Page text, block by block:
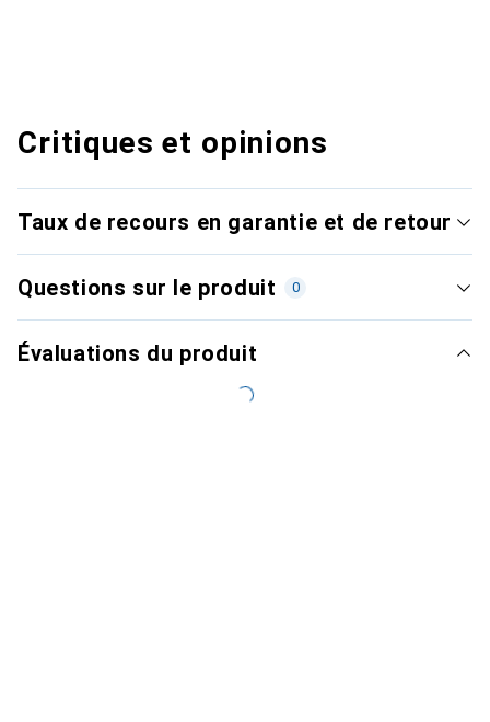
Critiques et opinions
Taux de recours en garantie et de retour
Questions sur le produit 0
Évaluations du produit